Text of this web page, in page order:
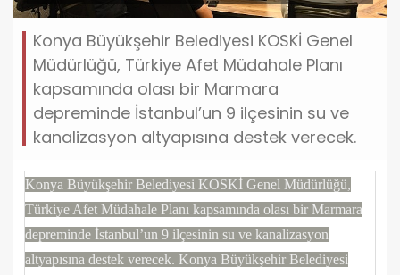
Konya Büyükşehir Belediyesi KOSKİ Genel
Müdürlüğü, Türkiye Afet Müdahale Planı
kapsamında olası bir Marmara
depreminde İstanbul’un 9 ilçesinin su ve
kanalizasyon altyapısına destek verecek.
Konya Büyükşehir Belediyesi KOSKİ Genel Müdürlüğü,
Türkiye Afet Müdahale Planı kapsamında olası bir Marmara
depreminde İstanbul’un 9 ilçesinin su ve kanalizasyon
altyapısına destek verecek. Konya Büyükşehir Belediyesi